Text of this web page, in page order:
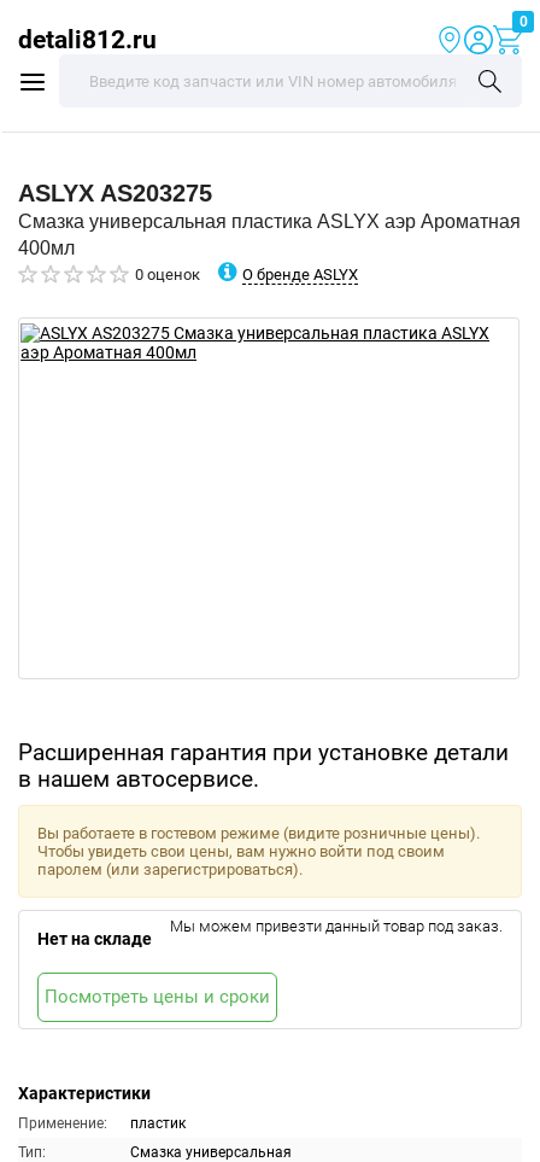
detali812.ru
0
ASLYX AS203275
Смазка универсальная пластика ASLYX аэр Ароматная
400мл
0 оценок О бренде ASLYX
Расширенная гарантия при установке детали
в нашем автосервисе.
Характеристики
Применение:
пластик
Тип:
Смазка универсальная
Вы работаете в гостевом режиме (видите розничные цены).
Чтобы увидеть свои цены, вам нужно войти под своим
паролем (или зарегистрироваться).
Нет на складе
Мы можем привезти данный товар под заказ.
Посмотреть цены и сроки